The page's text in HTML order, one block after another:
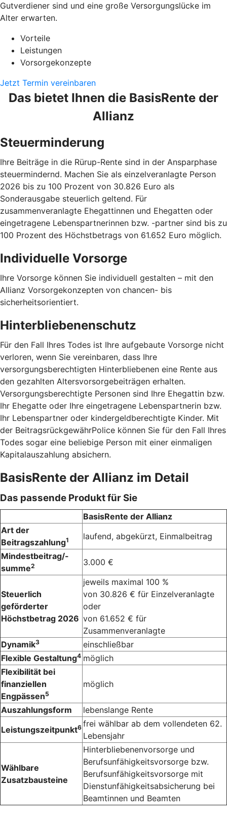
Gutverdiener sind und eine große Versorgungslücke im
Alter erwarten.
Vorteile
Leistungen
Vorsorgekonzepte
Jetzt Termin vereinbaren
Das bietet Ihnen die BasisRente der
Allianz
Steuerminderung
Ihre Beiträge in die Rürup-Rente sind in der Ansparphase
steuermindernd. Machen Sie als einzelveranlagte Person
2026 bis zu 100 Prozent von 30.826 Euro als
Sonderausgabe steuerlich geltend. Für
zusammenveranlagte Ehegattinnen und Ehegatten oder
eingetragene Lebenspartnerinnen bzw. -partner sind bis zu
100 Prozent des Höchstbetrags von 61.652 Euro möglich.
Individuelle Vorsorge
Ihre Vorsorge können Sie individuell gestalten – mit den
Allianz Vorsorgekonzepten von chancen- bis
sicherheitsorientiert.
Hinterbliebenenschutz
Für den Fall Ihres Todes ist Ihre aufgebaute Vorsorge nicht
verloren, wenn Sie vereinbaren, dass Ihre
versorgungsberechtigten Hinterbliebenen eine Rente aus
den gezahlten Altersvorsorgebeiträgen erhalten.
Versorgungsberechtigte Personen sind Ihre Ehegattin bzw.
Ihr Ehegatte oder Ihre eingetragene Lebenspartnerin bzw.
Ihr Lebenspartner oder kindergeldberechtigte Kinder. Mit
der BeitragsrückgewährPolice können Sie für den Fall Ihres
Todes sogar eine beliebige Person mit einer einmaligen
Kapitalauszahlung absichern.
BasisRente der Allianz im Detail
Das passende Produkt für Sie
BasisRente der Allianz
Art der
Beitragszahlung1
laufend, abgekürzt, Einmalbeitrag
Mindestbeitrag/-
summe2 3.000 €
Steuerlich
geförderter
Höchstbetrag 2026
jeweils maximal 100 %
von 30.826 € für Einzelveranlagte
oder
von 61.652 € für
Zusammenveranlagte
Dynamik3
einschließbar
Flexible Gestaltung4 möglich
Flexibilität bei
finanziellen
Engpässen5
möglich
Auszahlungsform
lebenslange Rente
Leistungszeitpunkt6 frei wählbar ab dem vollendeten 62.
Lebensjahr
Wählbare
Zusatzbausteine
Hinterbliebenenvorsorge und
Berufsunfähigkeitsvorsorge bzw.
Berufsunfähigkeitsvorsorge mit
Dienstunfähigkeitsabsicherung bei
Beamtinnen und Beamten